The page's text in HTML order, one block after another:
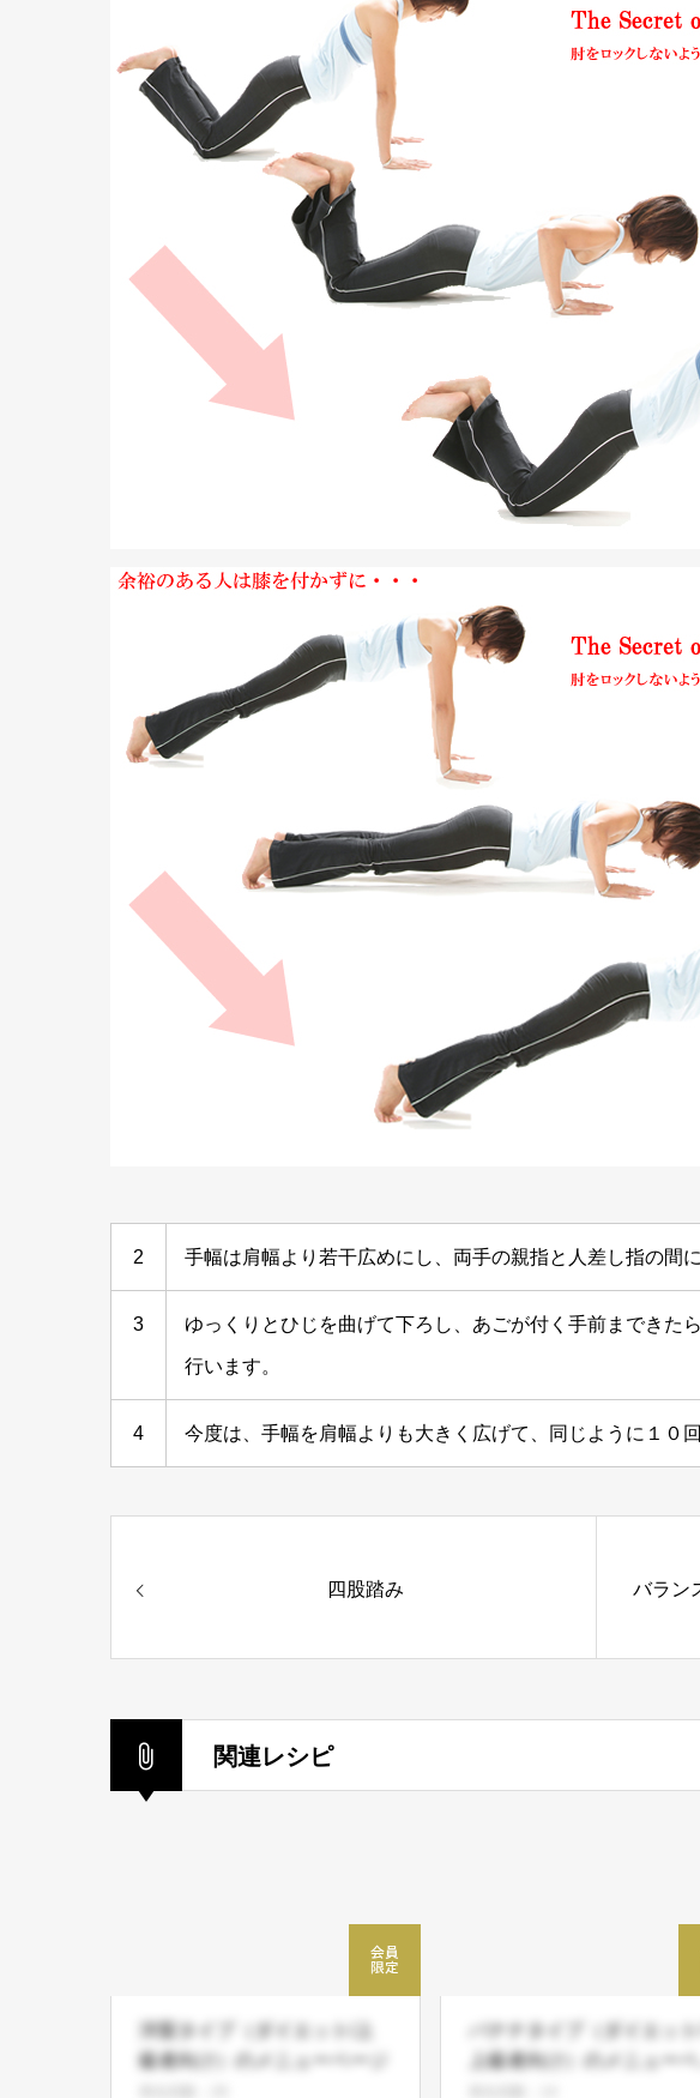
2 手幅は肩幅より若干広めにし、両手の親指と人差し指の間
3 ゆっくりとひじを曲げて下ろし、あごが付く手前まできた
行います。
4 今度は、手幅を肩幅よりも大きく広げて、同じように１０
四股踏み バラン
関連レシピ
洋梨タイプ（ダイエット/上
級者向け）のメニューページ
バナナタイプ（ダイエット/
上級者向け）のメニューペ